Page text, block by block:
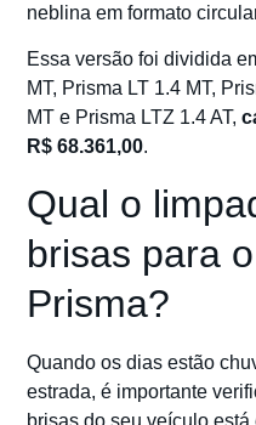
neblina em formato
Essa versão foi dividida
MT, Prisma LT 1.4 MT,
MT e Prisma LTZ 1.4 AT,
R$ 68.361,00.
Qual o
brisas para
Prisma?
Quando os dias estão
estrada, é importante
brisas do seu veículo está